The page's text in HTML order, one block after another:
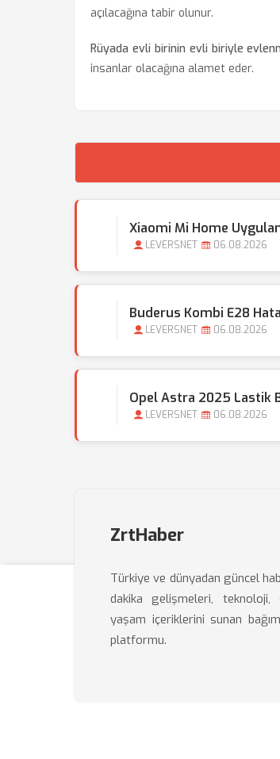
açılacağına tabir olunur.
Rüyada evli birinin evli biriyle
insanlar olacağına alamet eder.
Xiaomi Mi Home
LEVERSNET 06.08.2026
Buderus Kombi E28
LEVERSNET 06.08.2026
Opel Astra 2025 Lastik
LEVERSNET 06.08.2026
ZrtHaber
Türkiye ve dünyadan güncel
dakika gelişmeleri, teknoloji,
yaşam içeriklerini sunan
platformu.